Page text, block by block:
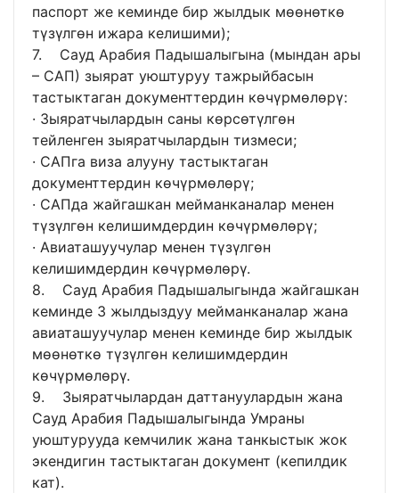
паспорт же кеминде бир жылдык мөөнөткө
түзүлгөн ижара келишими);
7. Сауд Арабия Падышалыгына (мындан ары
– САП) зыярат уюштуруу тажрыйбасын
тастыктаган документтердин көчүрмөлөрү:
· Зыяратчылардын саны көрсөтүлгөн
тейленген зыяратчылардын тизмеси;
· САПга виза алууну тастыктаган
документтердин көчүрмөлөрү;
· САПда жайгашкан мейманканалар менен
түзүлгөн келишимдердин көчүрмөлөрү;
· Авиаташуучулар менен түзүлгөн
келишимдердин көчүрмөлөрү.
8. Сауд Арабия Падышалыгында жайгашкан
кеминде 3 жылдыздуу мейманканалар жана
авиаташуучулар менен кеминде бир жылдык
мөөнөткө түзүлгөн келишимдердин
көчүрмөлөрү.
9. Зыяратчылардан даттануулардын жана
Сауд Арабия Падышалыгында Умраны
уюштурууда кемчилик жана танкыстык жок
экендигин тастыктаган документ (кепилдик
кат).